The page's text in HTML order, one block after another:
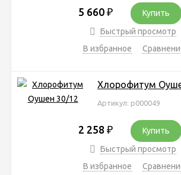
5 660 ₽
Купить
Быстрый просмотр
В избранное
Хлорофитум
Артикул: р000049
2 258 ₽
Купить
Быстрый просмотр
В избранное